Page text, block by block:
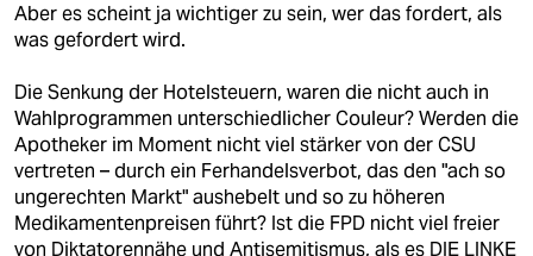
Aber es scheint ja wichtiger zu sein, wer das fordert, als
was gefordert wird.
Die Senkung der Hotelsteuern, waren die nicht auch in
Wahlprogrammen unterschiedlicher Couleur? Werden die
Apotheker im Moment nicht viel stärker von der CSU
vertreten – durch ein Ferhandelsverbot, das den "ach so
ungerechten Markt" aushebelt und so zu höheren
Medikamentenpreisen führt? Ist die FPD nicht viel freier
von Diktatorennähe und Antisemitismus, als es DIE LINKE